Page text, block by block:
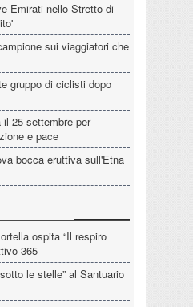
Emirati nello Stretto di
sui viaggiatori che
gruppo di ciclisti dopo
25 settembre per
e pace
bocca eruttiva sull'Etna
ospita “Il respiro
365
le stelle” al Santuario